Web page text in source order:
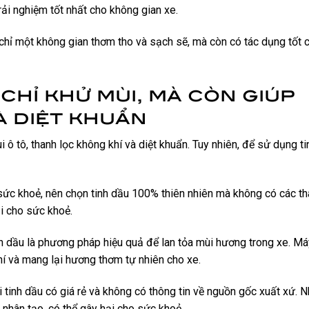
nghiệm tốt nhất cho không gian xe.
một không gian thơm tho và sạch sẽ, mà còn có tác dụng tốt
khử mùi, mà còn giúp
diệt khuẩn
tô, thanh lọc không khí và diệt khuẩn. Tuy nhiên, để sử dụng
khoẻ, nên chọn tinh dầu 100% thiên nhiên mà không có các
cho sức khoẻ.
là phương pháp hiệu quả để lan tỏa mùi hương trong xe.
và mang lại hương thơm tự nhiên cho xe.
tinh dầu có giá rẻ và không có thông tin về nguồn gốc xuất xứ.